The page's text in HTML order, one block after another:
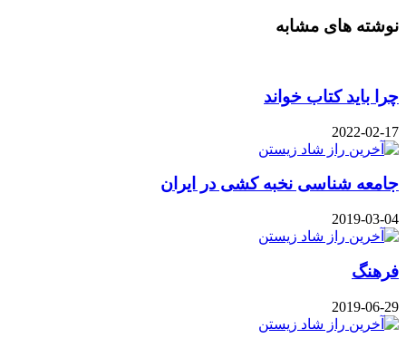
نوشته های مشابه
چرا باید کتاب خواند
2022-02-17
جامعه شناسی نخبه کشی در ایران
2019-03-04
فرهنگ
2019-06-29